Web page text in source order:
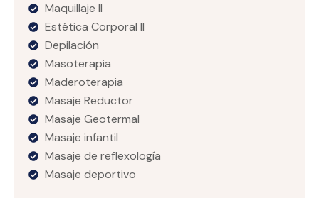
Maquillaje II
Estética Corporal II
Depilación
Masoterapia
Maderoterapia
Masaje Reductor
Masaje Geotermal
Masaje infantil
Masaje de reflexología
Masaje deportivo